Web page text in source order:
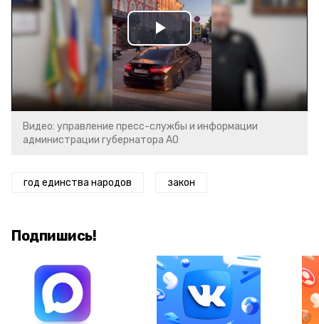
Play
Video
Видео: управление пресс-службы и информации
администрации губернатора АО
год единства народов закон
Подпишись!